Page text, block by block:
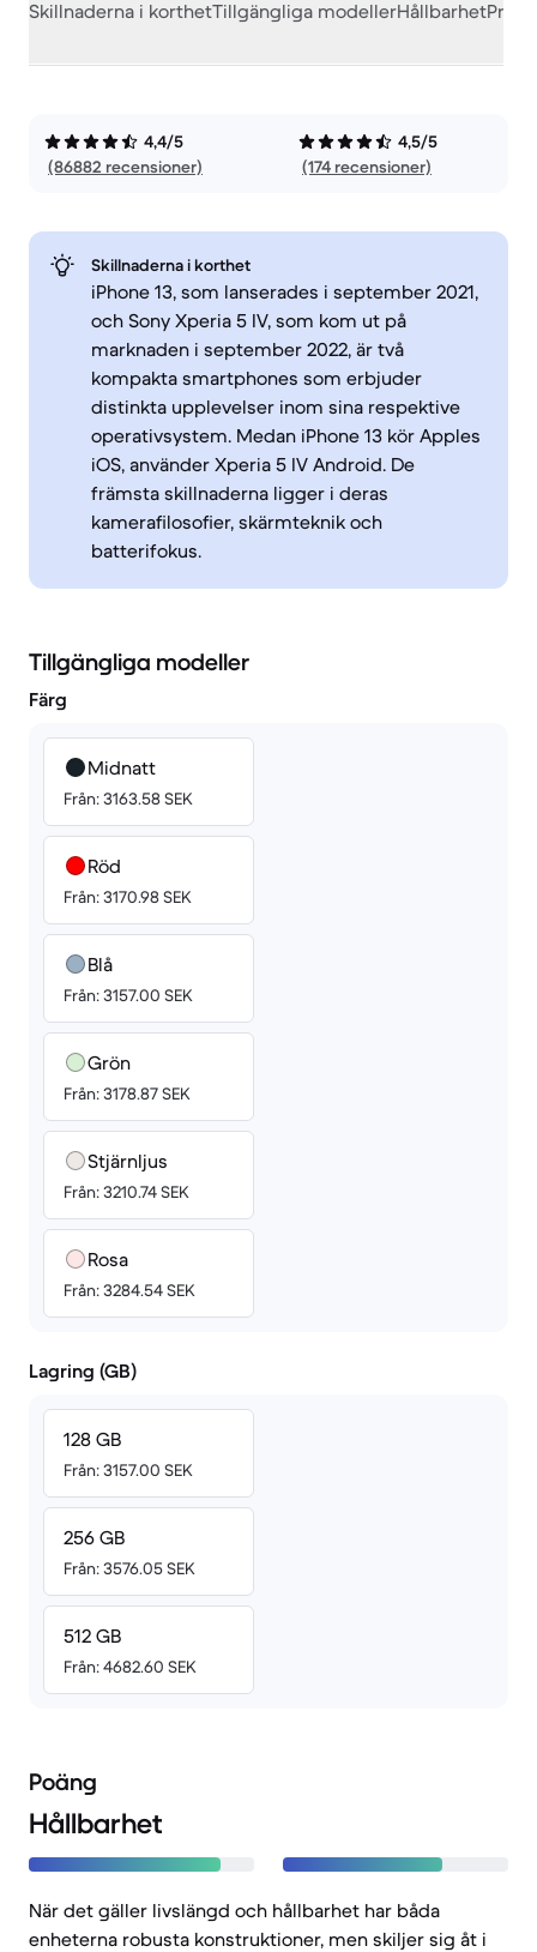
Skillnaderna i korthetTillgängliga modellerHållbarhet
4,4/5
(86882 recensioner)
4,5/5
(174 recensioner)
Skillnaderna i korthet
iPhone 13, som lanserades i september 2021,
och Sony Xperia 5 IV, som kom ut på
marknaden i september 2022, är två
kompakta smartphones som erbjuder
distinkta upplevelser inom sina respektive
operativsystem. Medan iPhone 13 kör Apples
iOS, använder Xperia 5 IV Android. De
främsta skillnaderna ligger i deras
kamerafilosofier, skärmteknik och
batterifokus.
Tillgängliga modeller
Färg
Midnatt
Från: 3163.58 SEK
Röd
Från: 3170.98 SEK
Blå
Från: 3157.00 SEK
Grön
Från: 3178.87 SEK
Stjärnljus
Från: 3210.74 SEK
Rosa
Från: 3284.54 SEK
Lagring (GB)
128 GB
Från: 3157.00 SEK
256 GB
Från: 3576.05 SEK
512 GB
Från: 4682.60 SEK
Poäng
Hållbarhet
När det gäller livslängd och hållbarhet har båda
enheterna robusta konstruktioner, men skiljer sig åt i